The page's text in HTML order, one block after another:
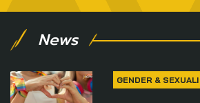
News
GENDER &